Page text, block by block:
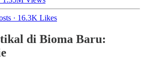
· 16.3K Likes
di Bioma Baru: